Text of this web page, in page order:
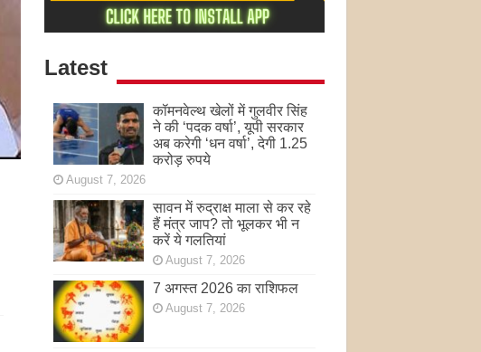
Latest
कॉमनवेल्थ खेलों में गुलवीर सिंह
ने की ‘पदक वर्षा’, यूपी सरकार
अब करेगी ‘धन वर्षा’, देगी 1.25
करोड़ रुपये
August 7, 2026
सावन में रुद्राक्ष माला से कर रहे
हैं मंत्र जाप? तो भूलकर भी न
करें ये गलतियां
August 7, 2026
7 अगस्त 2026 का राशिफल
August 7, 2026